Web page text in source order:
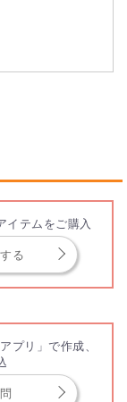
イテムをご購入
る
プリ」で作成、